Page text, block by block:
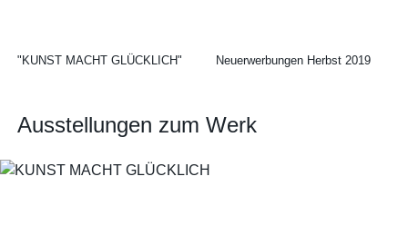
"KUNST MACHT GLÜCKLICH" Neuerwerbungen Herbst 2019
Ausstellungen zum Werk